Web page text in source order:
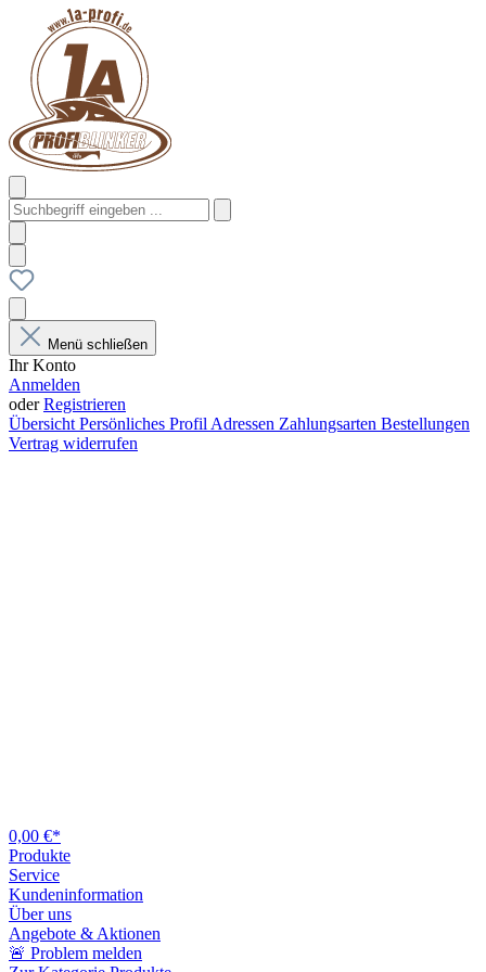
Menü schließen
Ihr Konto
Anmelden
oderRegistrieren
Übersicht Persönliches Profil Adressen Zahlungsarten Bestellungen
Vertrag widerrufen
0,00 €*
Produkte
Service
Kundeninformation
Über uns
Angebote & Aktionen
🚨 Problem melden